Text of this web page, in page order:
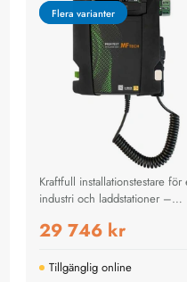
Flera varianter
Flera varianter
Kraftfull installationstestare för
industri och laddstationer –
ett.
29 746 kr
Tillgänglig online